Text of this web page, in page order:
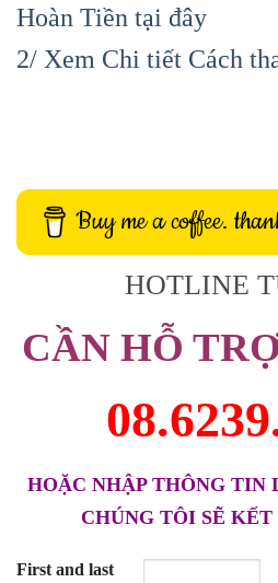
Hoàn Tiền tại đây
2/ Xem Chi tiết Cách
Buy me a coffee.
HOTLINE
CẦN HỖ
HOẶC NHẬP THÔNG TIN
CHÚNG TÔI SẼ
First and last